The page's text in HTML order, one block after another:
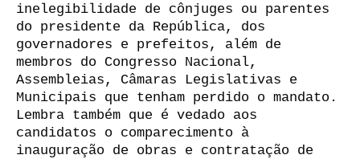
inelegibilidade de cônjuges ou parentes
do presidente da República, dos
governadores e prefeitos, além de
membros do Congresso Nacional,
Assembleias, Câmaras Legislativas e
Municipais que tenham perdido o mandato.
Lembra também que é vedado aos
candidatos o comparecimento à
inauguração de obras e contratação de